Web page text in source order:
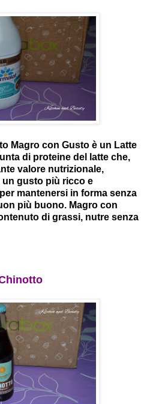
Magro con Gusto è un Latte
di proteine del latte che,
valore nutrizionale,
gusto più ricco e
mantenersi in forma senza
più buono. Magro con
di grassi, nutre senza